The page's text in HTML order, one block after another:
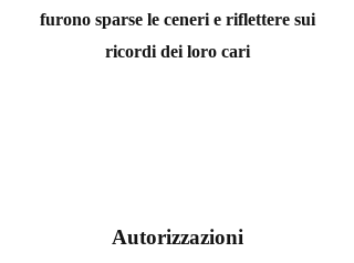
furono sparse le ceneri e riflettere sui
ricordi dei loro cari
Autorizzazioni